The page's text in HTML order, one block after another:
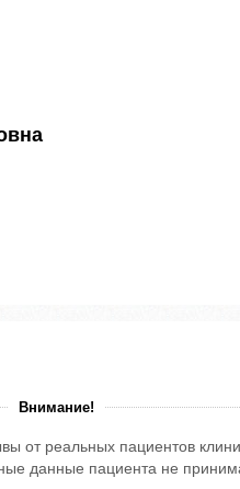
Внимание!
от реальных пациентов
данные пациента не